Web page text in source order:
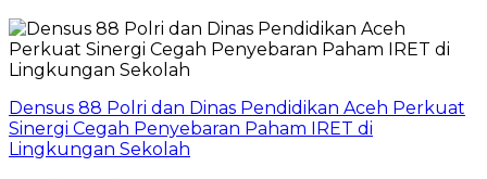
Densus 88 Polri dan Dinas Pendidikan Aceh Perkuat
Sinergi Cegah Penyebaran Paham IRET di
Lingkungan Sekolah